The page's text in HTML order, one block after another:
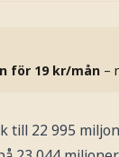
för 19 kr/mån –
till 22 995